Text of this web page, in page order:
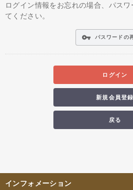
ログイン情報をお忘れの場合、パス
てください。
vpn_key パスワードの
ログイン
新規会員登録
戻る
インフォメーション